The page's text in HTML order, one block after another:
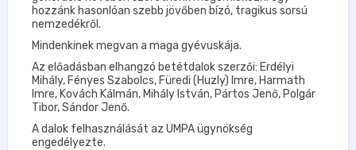
hozzánk hasonlóan szebb jövőben bízó, tragikus sorsú
nemzedékről.
Mindenkinek megvan a maga gyévuskája.
Az előadásban elhangzó betétdalok szerzői: Erdélyi
Mihály, Fényes Szabolcs, Füredi (Huzly) Imre, Harmath
Imre, Kovách Kálmán, Mihály István, Pártos Jenő, Polgár
Tibor, Sándor Jenő.
A dalok felhasználását az UMPA ügynökség
engedélyezte.